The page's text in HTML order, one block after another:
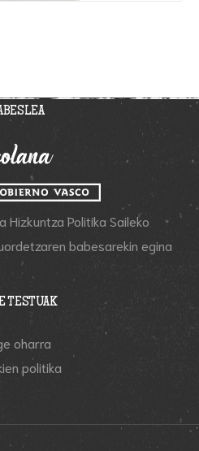
Hizkuntza Politika Saileko
babesarekin egina
TESTUAK
oharra
politika